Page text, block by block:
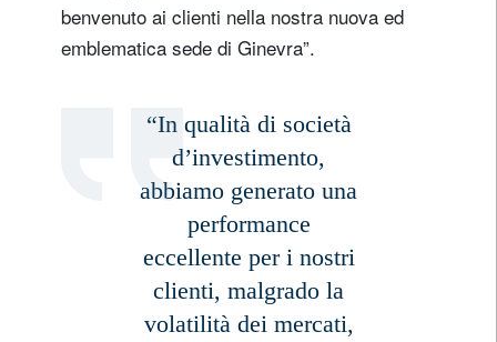
benvenuto ai clienti nella nostra nuova ed
emblematica sede di Ginevra”.
“In qualità di società
d’investimento,
abbiamo generato una
performance
eccellente per i nostri
clienti, malgrado la
volatilità dei mercati,